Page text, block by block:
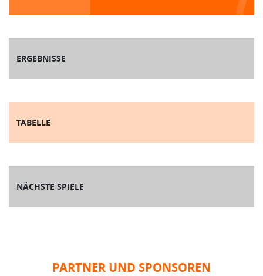
ERGEBNISSE
TABELLE
NÄCHSTE SPIELE
PARTNER UND SPONSOREN